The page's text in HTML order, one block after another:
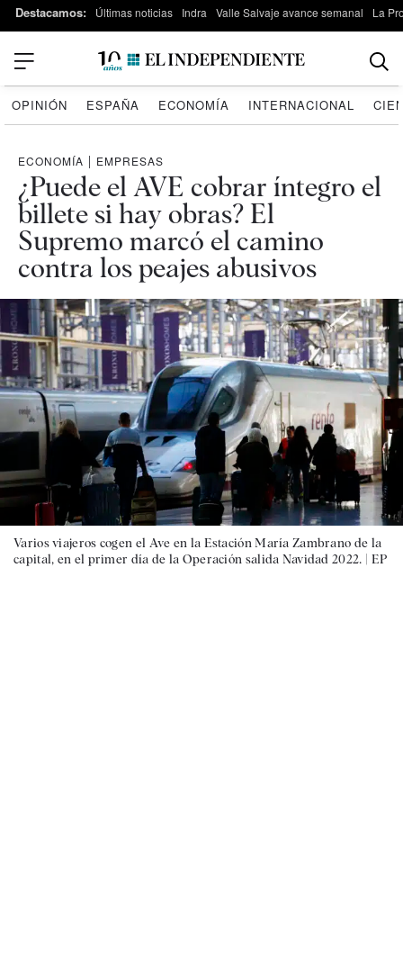
Destacamos: Últimas noticias Indra Valle Salvaje avance semanal La
OPINIÓN ESPAÑA ECONOMÍA INTERNACIONAL
ECONOMÍA | EMPRESAS
¿Puede el AVE cobrar íntegro el
billete si hay obras? El
Supremo marcó el camino
contra los peajes abusivos
Varios viajeros cogen el Ave en la Estación María Zambrano de la
capital, en el primer día de la Operación salida Navidad 2022. | EP